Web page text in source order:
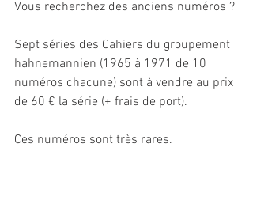
Vous recherchez des anciens numéros ?
Sept séries des Cahiers du groupement
hahnemannien (1965 à 1971 de 10
numéros chacune) sont à vendre au prix
de 60 € la série (+ frais de port).
Ces numéros sont très rares.